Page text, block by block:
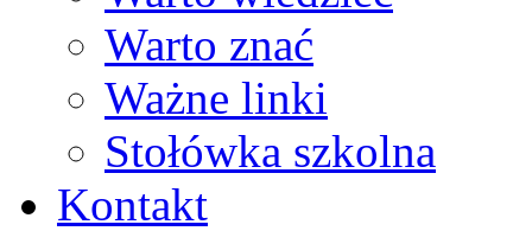
Warto znać
Ważne linki
Stołówka szkolna
Kontakt